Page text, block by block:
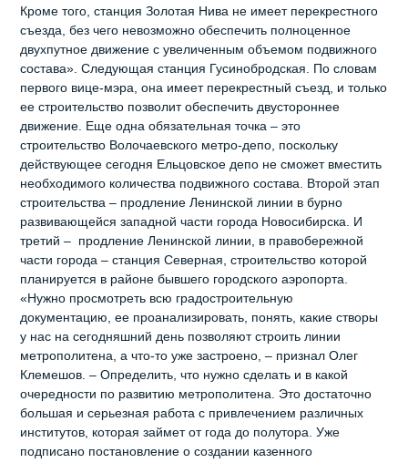
Кроме того, станция Золотая Нива не имеет перекрестного
съезда, без чего невозможно обеспечить полноценное
двухпутное движение с увеличенным объемом подвижного
состава». Следующая станция Гусинобродская. По словам
первого вице-мэра, она имеет перекрестный съезд, и только
ее строительство позволит обеспечить двустороннее
движение. Еще одна обязательная точка – это
строительство Волочаевского метро-депо, поскольку
действующее сегодня Ельцовское депо не сможет вместить
необходимого количества подвижного состава. Второй этап
строительства – продление Ленинской линии в бурно
развивающейся западной части города Новосибирска. И
третий – продление Ленинской линии, в правобережной
части города – станция Северная, строительство которой
планируется в районе бывшего городского аэропорта.
«Нужно просмотреть всю градостроительную
документацию, ее проанализировать, понять, какие створы
у нас на сегодняшний день позволяют строить линии
метрополитена, а что-то уже застроено, – признал Олег
Клемешов. – Определить, что нужно сделать и в какой
очередности по развитию метрополитена. Это достаточно
большая и серьезная работа с привлечением различных
институтов, которая займет от года до полутора. Уже
подписано постановление о создании казенного